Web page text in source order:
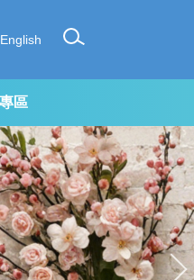
區
English